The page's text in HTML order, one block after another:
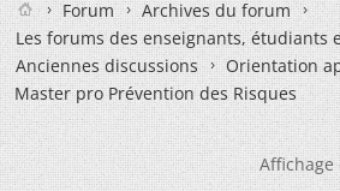
Forum
Archives du forum
Les forums des enseignants, étudiants
Anciennes discussions
Orientation
Master pro Prévention des Risques
Affichage